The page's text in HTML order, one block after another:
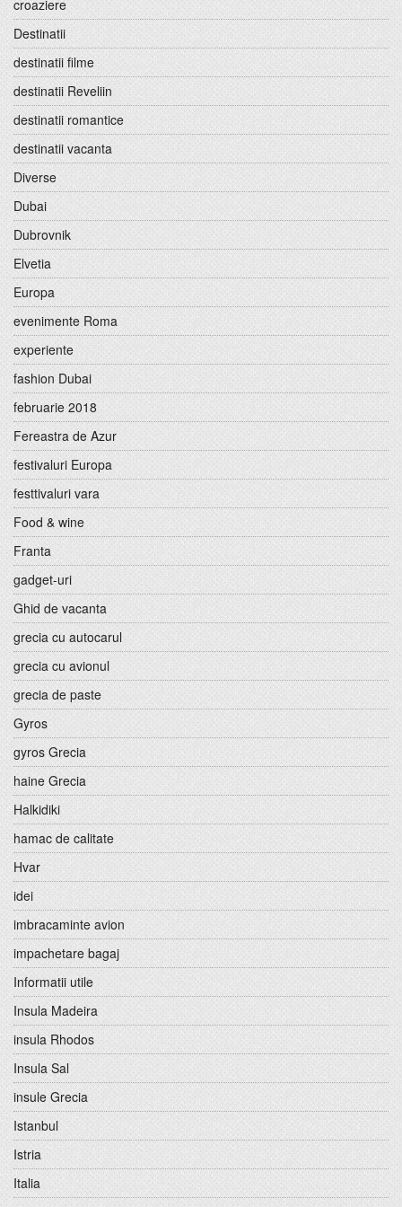
croaziere
Destinatii
destinatii filme
destinatii Reveliin
destinatii romantice
destinatii vacanta
Diverse
Dubai
Dubrovnik
Elvetia
Europa
evenimente Roma
experiente
fashion Dubai
februarie 2018
Fereastra de Azur
festivaluri Europa
festtivaluri vara
Food & wine
Franta
gadget-uri
Ghid de vacanta
grecia cu autocarul
grecia cu avionul
grecia de paste
Gyros
gyros Grecia
haine Grecia
Halkidiki
hamac de calitate
Hvar
idei
imbracaminte avion
impachetare bagaj
Informatii utile
Insula Madeira
insula Rhodos
Insula Sal
insule Grecia
Istanbul
Istria
Italia